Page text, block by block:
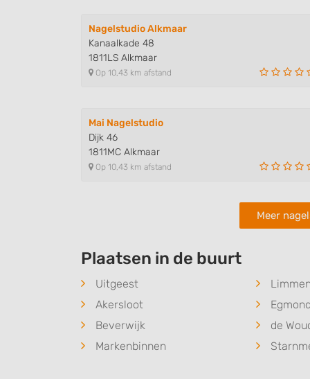
Nagelstudio Alkmaar
Kanaalkade 48
1811LS Alkmaar
Op 10,43 km afstand
Mai Nagelstudio
Dijk 46
1811MC Alkmaar
Op 10,43 km afstand
Meer
Plaatsen in de buurt
Uitgeest
Akersloot
Beverwijk
de
Markenbinnen
Identify devices based on information actively requested
Non-IAB processing purposes: